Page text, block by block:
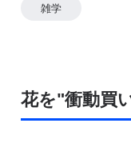
雑学
花を"衝動買